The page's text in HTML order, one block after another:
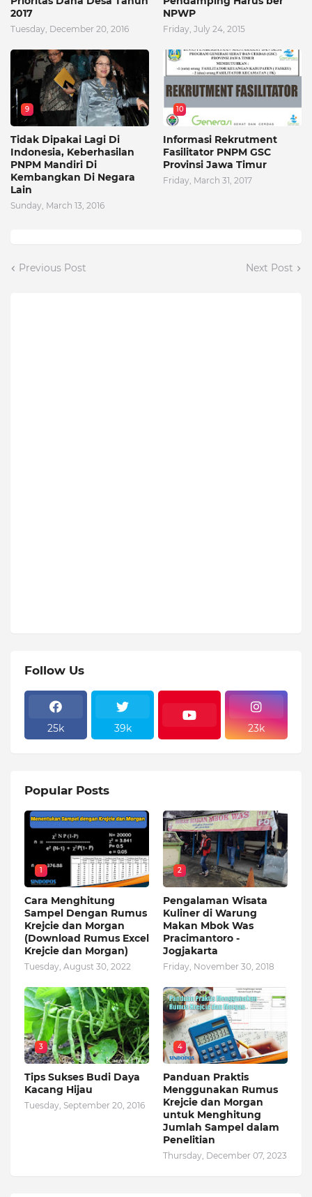
2017
Tuesday, December 20, 2016
NPWP
Friday, July 24, 2015
9
Tidak Dipakai Lagi Di
Indonesia, Keberhasilan
PNPM Mandiri Di
Kembangkan Di Negara
Lain
Sunday, March 13, 2016
10
Informasi Rekrutment
Fasilitator PNPM GSC
Provinsi Jawa Timur
Friday, March 31, 2017
Previous Post Next Post
Follow Us
25k 39k 23k
Popular Posts
1
Cara Menghitung
Sampel Dengan Rumus
Krejcie dan Morgan
(Download Rumus Excel
Krejcie dan Morgan)
Tuesday, August 30, 2022
2
Pengalaman Wisata
Kuliner di Warung
Makan Mbok Was
Pracimantoro -
Jogjakarta
Friday, November 30, 2018
3
Tips Sukses Budi Daya
Kacang Hijau
Tuesday, September 20, 2016
4
Panduan Praktis
Menggunakan Rumus
Krejcie dan Morgan
untuk Menghitung
Jumlah Sampel dalam
Penelitian
Thursday, December 07, 2023